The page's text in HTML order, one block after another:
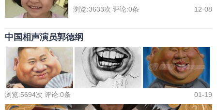
浏览:3633次 评论:0条 12-08
中国相声演员郭德纲
浏览:5694次 评论:0条 01-19